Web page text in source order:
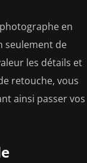
en
seulement de
les détails et
retouche, vous
ainsi passer vos